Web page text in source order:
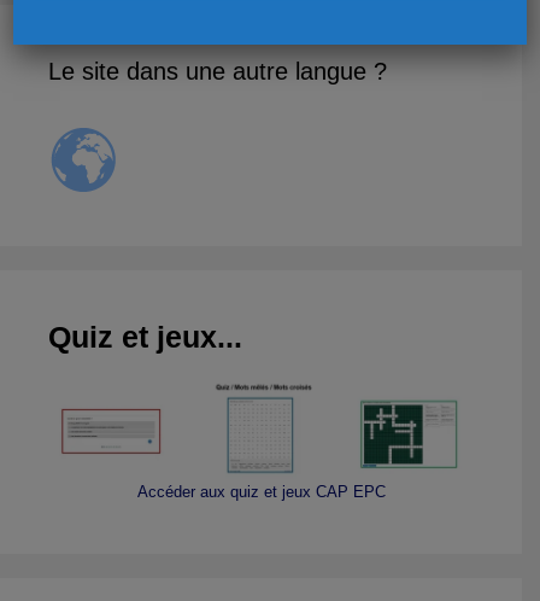
Le site dans une autre langue ?
Quiz et jeux...
Accéder aux quiz et jeux CAP EPC